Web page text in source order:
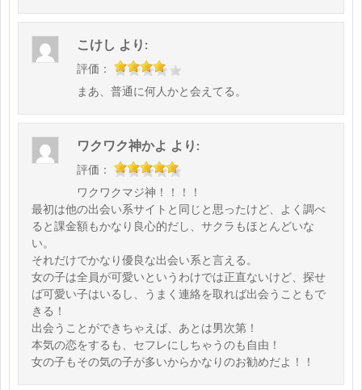
こけし より:
評価：
まあ、普通に何人かと会えてる。
ワクワク神かよ より:
評価：
ワクワクマジ神！！！！
最初は他の出会い系サイトと同じと思ったけど、よく調べ
ると課金額もかなり良心的だし、サクラもほとんどいな
い。
それだけでかなり優良な出会い系と言える。
女の子は全員が可愛いというわけでは正直ないけど、探せ
ば可愛い子はいるし、うまく連絡を取れば出会うこともで
きる！
出会うことができちゃえば、あとは男次第！
本気の恋をするも、セフレにしちゃうのも自由！
女の子もその気の子が多いからかなりのお勧めだよ！！